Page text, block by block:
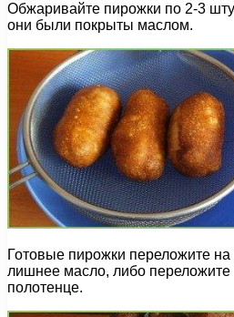
Обжаривайте пирожки по 2-3
они были покрыты маслом.
Готовые пирожки переложите на
лишнее масло, либо
полотенце.